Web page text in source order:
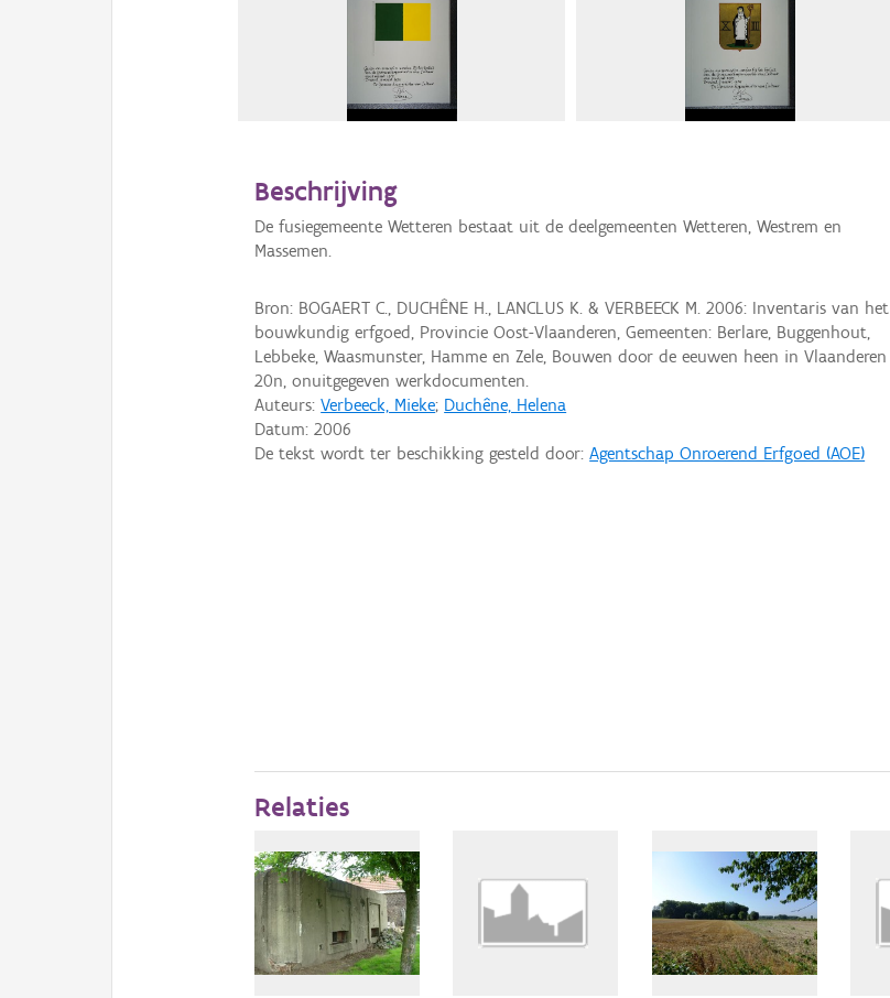
Beschrijving
De fusiegemeente Wetteren bestaat uit de deelgemeenten Wetteren, Westrem en
Massemen.
Bron: BOGAERT C., DUCHÊNE H., LANCLUS K. & VERBEECK M. 2006: Inventaris van het
bouwkundig erfgoed, Provincie Oost-Vlaanderen, Gemeenten: Berlare, Buggenhout,
Lebbeke, Waasmunster, Hamme en Zele, Bouwen door de eeuwen heen in Vlaanderen
20n, onuitgegeven werkdocumenten.
Auteurs:Verbeeck, Mieke; Duchêne, Helena
Datum:2006
De tekst wordt ter beschikking gesteld door:Agentschap Onroerend Erfgoed (AOE)
Relaties